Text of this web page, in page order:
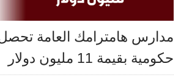
مدارس هامترامك العامة
حكومية بقيمة 11 مليون دولار